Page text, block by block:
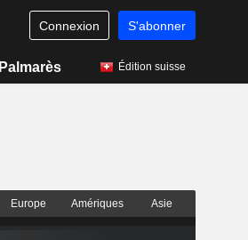
Connexion S'abonner
Palmarès Édition suisse
Europe Amériques Asie